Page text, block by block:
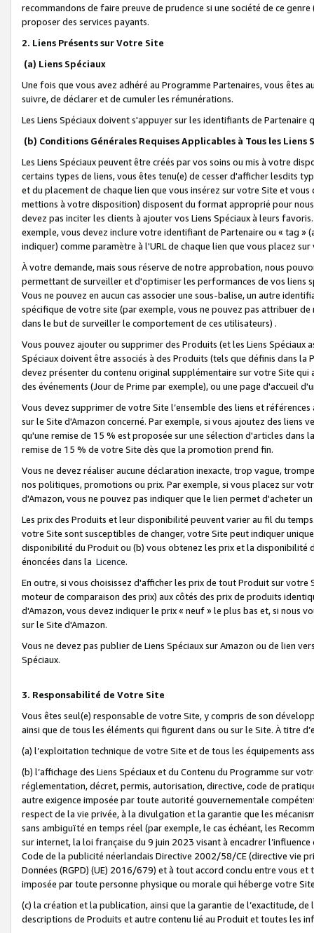
recommandons de faire preuve de prudence si une société de ce
proposer des services payants.
2. Liens Présents sur Votre Site
(a) Liens Spéciaux
Une fois que vous avez adhéré au Programme Partenaires, vous êtes
suivre, de déclarer et de cumuler les rémunérations.
Les Liens Spéciaux doivent s'appuyer sur les identifiants de Partenaire
(b) Conditions Générales Requises Applicables à Tous les Liens
Les Liens Spéciaux peuvent être créés par vos soins ou mis à votre
certains types de liens, vous êtes tenu(e) de cesser d'afficher lesdits
et du placement de chaque lien que vous insérez sur votre Site et
mettions à votre disposition) disposent du format approprié pour
devez pas inciter les clients à ajouter vos Liens Spéciaux à leurs
exemple, vous devez inclure votre identifiant de Partenaire ou « tag
indiquer) comme paramètre à l'URL de chaque lien que vous placez
À votre demande, mais sous réserve de notre approbation, nous
permettant de surveiller et d'optimiser les performances de vos liens
Vous ne pouvez en aucun cas associer une sous-balise, un autre
spécifique de votre site (par exemple, vous ne pouvez pas attribuer
dans le but de surveiller le comportement de ces utilisateurs) .
Vous pouvez ajouter ou supprimer des Produits (et les Liens
Spéciaux doivent être associés à des Produits (tels que définis dans
devez présenter du contenu original supplémentaire sur votre Site qui
des événements (Jour de Prime par exemple), ou une page d'accueil
Vous devez supprimer de votre Site l’ensemble des liens et
sur le Site d'Amazon concerné. Par exemple, si vous ajoutez des
qu'une remise de 15 % est proposée sur une sélection d'articles
remise de 15 % de votre Site dès que la promotion prend fin.
Vous ne devez réaliser aucune déclaration inexacte, trop vague,
nos politiques, promotions ou prix. Par exemple, si vous placez sur
d'Amazon, vous ne pouvez pas indiquer que le lien permet d'acheter
Les prix des Produits et leur disponibilité peuvent varier au fil du
votre Site sont susceptibles de changer, votre Site peut indiquer
disponibilité du Produit ou (b) vous obtenez les prix et la disponibilité
énoncées dans la Licence.
En outre, si vous choisissez d'afficher les prix de tout Produit sur
moteur de comparaison des prix) aux côtés des prix de produits
d'Amazon, vous devez indiquer le prix « neuf » le plus bas et, si nous
sur le Site d'Amazon.
Vous ne devez pas publier de Liens Spéciaux sur Amazon ou de lien
Spéciaux.
3. Responsabilité de Votre Site
Vous êtes seul(e) responsable de votre Site, y compris de son
ainsi que de tous les éléments qui figurent dans ou sur le Site. À titre
(a) l’exploitation technique de votre Site et de tous les équipements
(b) l’affichage des Liens Spéciaux et du Contenu du Programme sur
réglementation, décret, permis, autorisation, directive, code de
autre exigence imposée par toute autorité gouvernementale
respect de la vie privée, à la divulgation et la garantie que les
sans ambiguïté en temps réel (par exemple, le cas échéant, les
sur internet, la loi française du 9 juin 2023 visant à encadrer
Code de la publicité néerlandais Directive 2002/58/CE (directive vie
Données (RGPD) (UE) 2016/679) et à tout accord conclu entre vous
imposée par toute personne physique ou morale qui héberge votre
(c) la création et la publication, ainsi que la garantie de l’exactitude,
descriptions de Produits et autre contenu lié au Produit et toutes les